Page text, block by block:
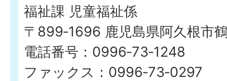
福祉課 児童福祉係
〒899‐1696 鹿児島県阿久根市
電話番号：0996‐73‐1248
ファックス：0996‐73‐0297